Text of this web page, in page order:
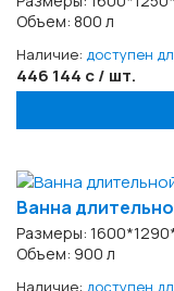
Объем: 800 л
Наличие: доступен
446 144 с / шт.
Ванна
Размеры:
Объем: 900 л
Наличие: доступен